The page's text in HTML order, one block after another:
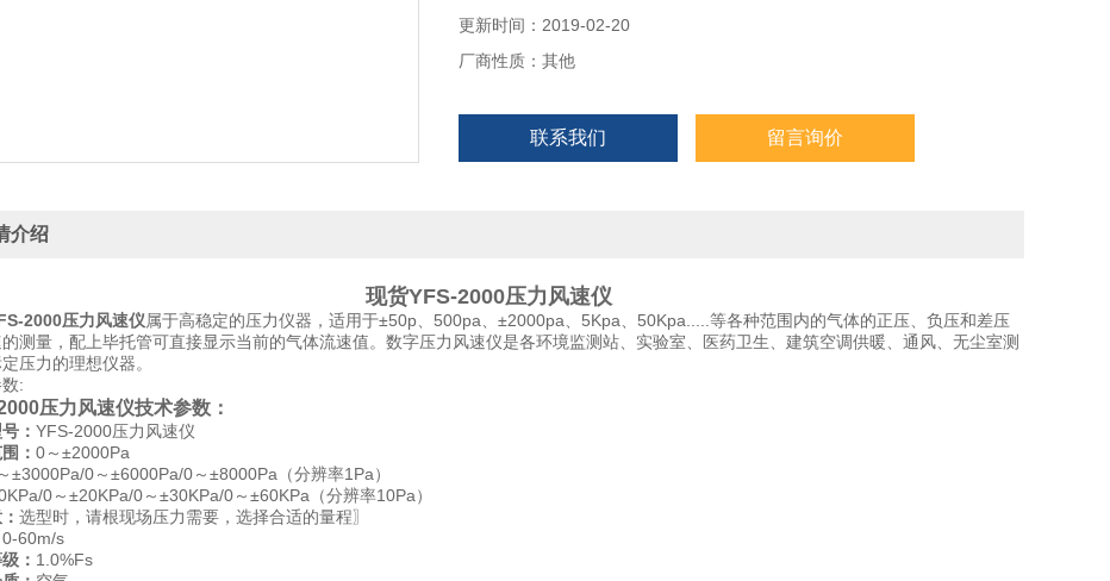
更新时间：2019-02-20
厂商性质：其他
联系我们 留言询价
介绍
现货YFS-2000压力风速仪
2000压力风速仪属于高稳定的压力仪器，适用于±50p、500pa、±2000pa、5Kpa、50Kpa.....等各种范围内的气体的正压、负压和差压
测量，配上毕托管可直接显示当前的气体流速值。数字压力风速仪是各环境监测站、实验室、医药卫生、建筑空调供暖、通风、无尘室测
压力的理想仪器。
:
压力风速仪技术参数：
： YFS-2000压力风速仪
： 0～±2000Pa
±3000Pa/0～±6000Pa/0～±8000Pa（分辨率1Pa）
0～±20KPa/0～±30KPa/0～±60KPa（分辨率10Pa）
选型时，请根现场压力需要，选择合适的量程〗
0-60m/s
： 1.0%Fs